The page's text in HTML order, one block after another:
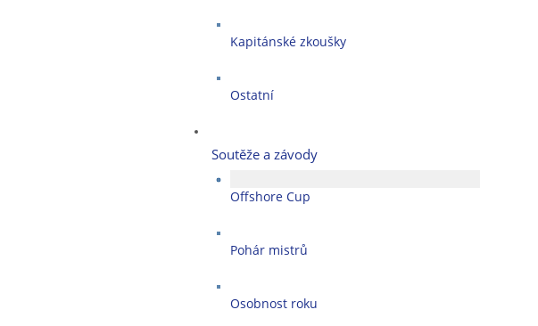
Kapitánské zkoušky
Ostatní
Soutěže a závody
Offshore Cup
Pohár mistrů
Osobnost roku